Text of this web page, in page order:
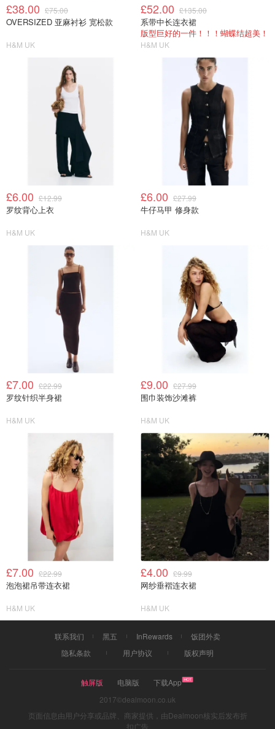
£38.00 £75.00
OVERSIZED 亚麻衬衫 宽松款
H&M UK
£52.00 £135.00
系带中长连衣裙
版型巨好的一件！！！蝴蝶结超美！
H&M UK
£6.00 £12.99
罗纹背心上衣
H&M UK
£6.00 £27.99
牛仔马甲 修身款
H&M UK
£7.00 £22.99
罗纹针织半身裙
H&M UK
£9.00 £27.99
围巾装饰沙滩裤
H&M UK
£7.00 £22.99
泡泡裙吊带连衣裙
H&M UK
£4.00 £9.99
网纱垂褶连衣裙
H&M UK
联系我们 黑五 InRewards
饭团外卖
隐私条款
用户协议 版权声明
触屏版 电脑版
下载App
2017©dealmoon.co.uk
页面信息由用户分享或品牌、商家提供，由Dealmoon核实后发布折
扣广告